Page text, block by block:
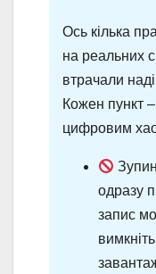
Ось кілька
на реальних
втрачали
Кожен пункт
цифровим
одразу
запис